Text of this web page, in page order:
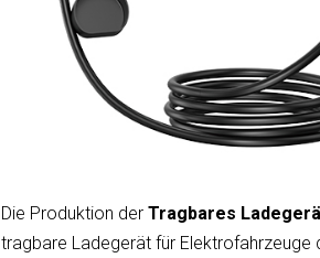
Die Produktion derTragbares Ladegerät
tragbare Ladegerät für Elektrofahrzeuge